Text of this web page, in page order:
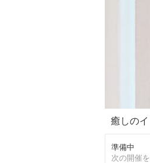
癒しの
準備中
次の開催